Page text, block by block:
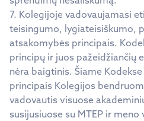
7. Kolegijoje vadovaujamasi
teisingumo, lygiateisiškumo,
atsakomybės principais.
principų ir juos pažeidžiančių
nėra baigtinis. Šiame
principais Kolegijos
vadovautis visuose
susijusiuose su MTEP ir